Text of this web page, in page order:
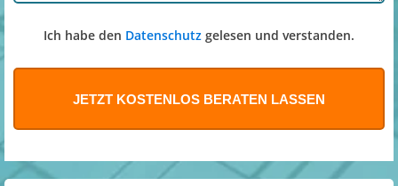
Ich habe den Datenschutz gelesen und verstanden.